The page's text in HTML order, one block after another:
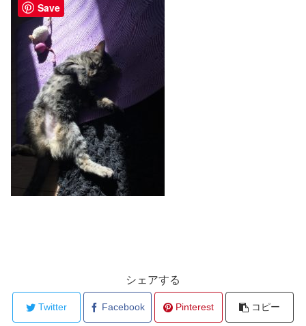
シェアする
Twitter Facebook Pinterest コピー
Save